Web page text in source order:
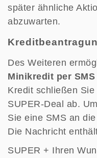
später ähnliche
abzuwarten.
Des Weiteren
Minikredit per SMS
Kredit schließen
SUPER-Deal ab.
Sie eine SMS an
Die Nachricht
SUPER + Ihren